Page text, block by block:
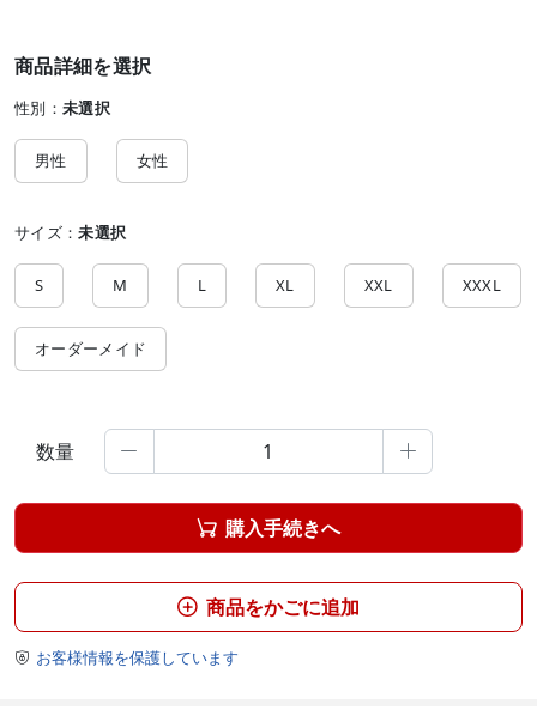
商品詳細を選択
性別： 未選択
男性 女性
サイズ：未選択
S M L XL XXL XXXL
オーダーメイド
数量  
 購入手続きへ
 商品をかごに追加
 お客様情報を保護しています